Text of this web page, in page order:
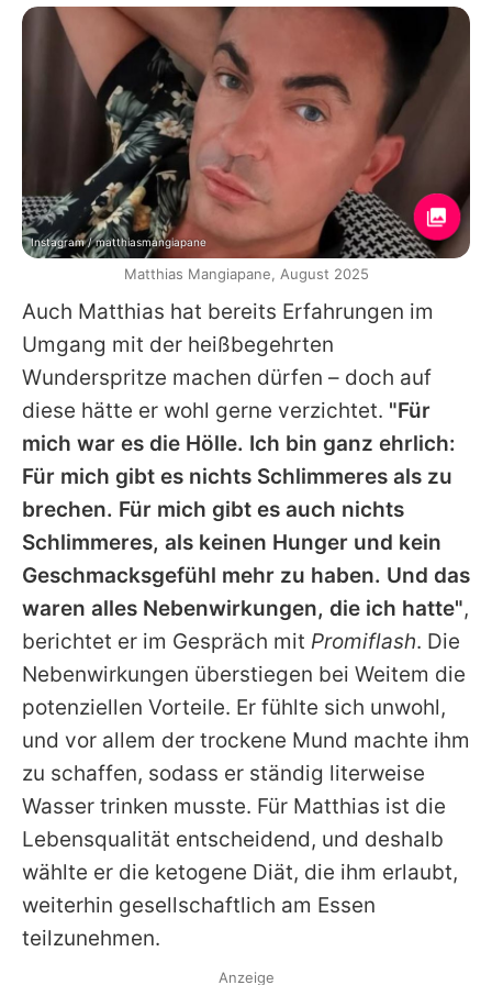
Auch Matthias hat bereits Erfahrungen im
Umgang mit der heißbegehrten
Wunderspritze machen dürfen – doch auf
diese hätte er wohl gerne verzichtet. "Für
mich war es die Hölle. Ich bin ganz ehrlich:
Für mich gibt es nichts Schlimmeres als zu
brechen. Für mich gibt es auch nichts
Schlimmeres, als keinen Hunger und kein
Geschmacksgefühl mehr zu haben. Und das
waren alles Nebenwirkungen, die ich hatte",
berichtet er im Gespräch mit Promiflash. Die
Nebenwirkungen überstiegen bei Weitem die
potenziellen Vorteile. Er fühlte sich unwohl,
und vor allem der trockene Mund machte ihm
zu schaffen, sodass er ständig literweise
Wasser trinken musste. Für Matthias ist die
Lebensqualität entscheidend, und deshalb
wählte er die ketogene Diät, die ihm erlaubt,
weiterhin gesellschaftlich am Essen
teilzunehmen.
Instagram / matthiasmangiapane
Matthias Mangiapane, August 2025
Anzeige